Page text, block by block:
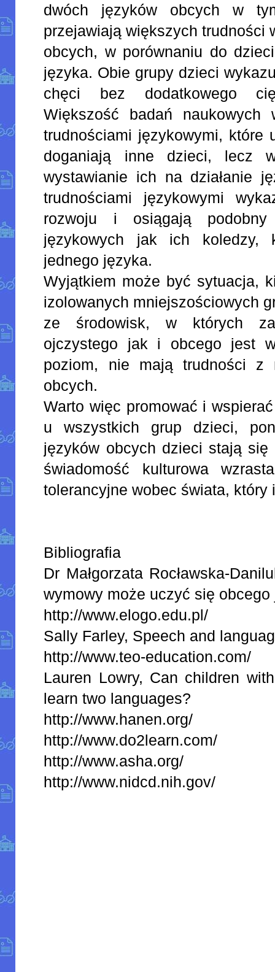
dwóch języków obcych w
przejawiają większych trudności
obcych, w porównaniu do
języka. Obie grupy dzieci
chęci bez dodatkowego
Większość badań
trudnościami językowymi, które
doganiają inne dzieci, lecz
wystawianie ich na działanie
trudnościami językowymi
rozwoju i osiągają podobny
językowych jak ich koledzy,
jednego języka.
Wyjątkiem może być sytuacja,
izolowanych mniejszościowych
ze środowisk, w których
ojczystego jak i obcego jest
poziom, nie mają trudności z
obcych.
Warto więc promować i
u wszystkich grup dzieci,
języków obcych dzieci stają się
świadomość kulturowa
tolerancyjne wobec świata, który
Bibliografia
Dr Małgorzata Rocławska-
wymowy może uczyć się obcego
http://www.elogo.edu.pl/
Sally Farley, Speech and
http://www.teo-education.com/
Lauren Lowry, Can children
learn two languages?
http://www.hanen.org/
http://www.do2learn.com/
http://www.asha.org/
http://www.nidcd.nih.gov/